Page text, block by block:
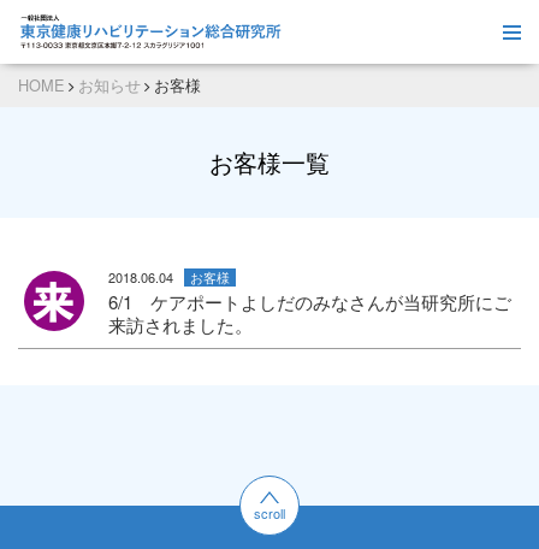
HOME お知らせ お客様
お客様一覧
2018.06.04 お客様
6/1 ケアポートよしだのみなさんが当研究所にご
来訪されました。
scroll